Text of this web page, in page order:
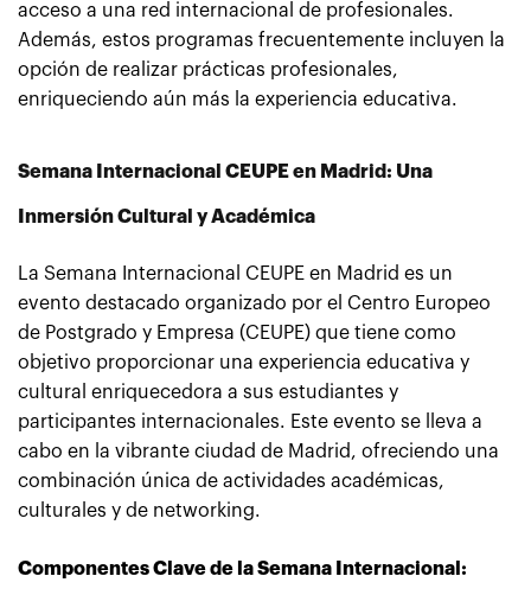
acceso a una red internacional de profesionales.
Además, estos programas frecuentemente incluyen la
opción de realizar prácticas profesionales,
enriqueciendo aún más la experiencia educativa.
Semana Internacional CEUPE en Madrid: Una
Inmersión Cultural y Académica
La Semana Internacional CEUPE en Madrid es un
evento destacado organizado por el Centro Europeo
de Postgrado y Empresa (CEUPE) que tiene como
objetivo proporcionar una experiencia educativa y
cultural enriquecedora a sus estudiantes y
participantes internacionales. Este evento se lleva a
cabo en la vibrante ciudad de Madrid, ofreciendo una
combinación única de actividades académicas,
culturales y de networking.
Componentes Clave de la Semana Internacional: